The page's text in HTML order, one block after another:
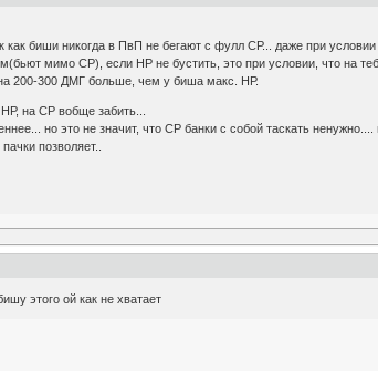
биши никогда в ПвП не бегают с фулл СР... даже при условии
мимо СР), если НР не бустить, это при условии, что на
200-300 ДМГ больше, чем у биша макс. НР.
на СР вобще забить...
но это не значит, что СР банки с собой таскать
позволяет..
этого ой как не хватает